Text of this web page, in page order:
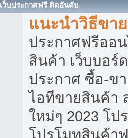
เว็บประกาศฟรี ติดอันดับ
แนะนำวิธีขา
ประกาศฟรีออ
สินค้า เว็บบอร์
ประกาศ ซื้อ-ข
ไอทีขายสินค้า
ใหม่ๆ 2023 โป
โปรโมทสินค้า